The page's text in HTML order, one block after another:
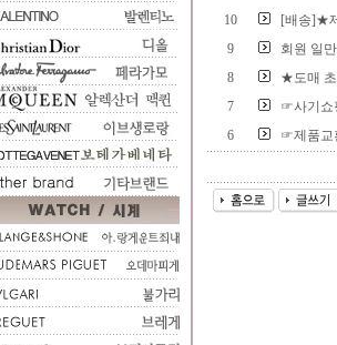
10
[배송]★
9
회원 일
8
★도매
7
☞사기쇼
6
☞제품교